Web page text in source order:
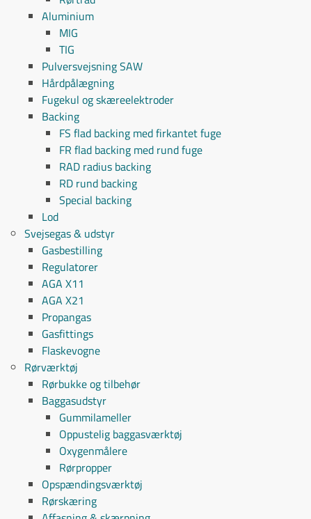
Aluminium
MIG
TIG
Pulversvejsning SAW
Hårdpålægning
Fugekul og skæreelektroder
Backing
FS flad backing med firkantet fuge
FR flad backing med rund fuge
RAD radius backing
RD rund backing
Special backing
Lod
Svejsegas & udstyr
Gasbestilling
Regulatorer
AGA X11
AGA X21
Propangas
Gasfittings
Flaskevogne
Rørværktøj
Rørbukke og tilbehør
Baggasudstyr
Gummilameller
Oppustelig baggasværktøj
Oxygenmålere
Rørpropper
Opspændingsværktøj
Rørskæring